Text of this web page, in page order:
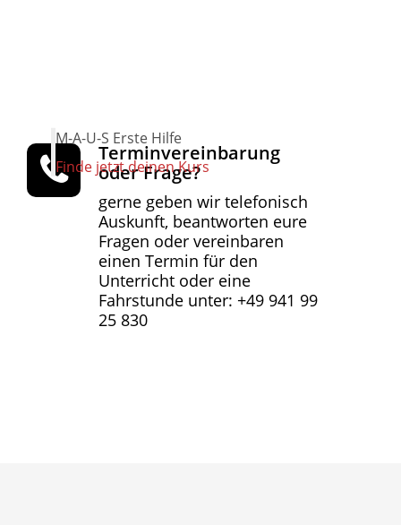
Terminvereinbarung
oder Frage?
gerne geben wir telefonisch
Auskunft, beantworten eure
Fragen oder vereinbaren
einen Termin für den
Unterricht oder eine
Fahrstunde unter: +49 941 99
25 830
M-A-U-S Erste Hilfe
Finde jetzt deinen Kurs